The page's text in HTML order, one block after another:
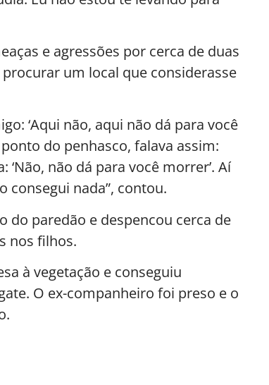
e agressões por cerca de duas
um local que considerasse
‘Aqui não, aqui não dá para você
do penhasco, falava assim:
‘Não, não dá para você morrer’. Aí
consegui nada”, contou.
do paredão e despencou cerca de
nos filhos.
à vegetação e conseguiu
O ex-companheiro foi preso e o